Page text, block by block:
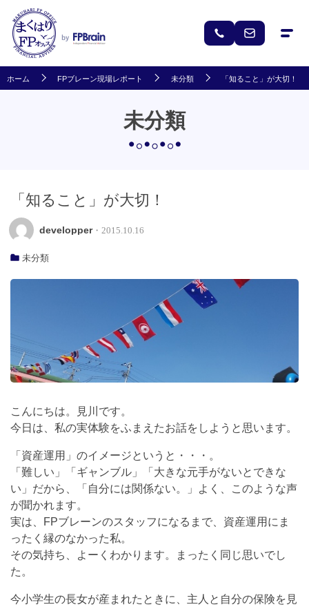
未分類
ホーム FPブレーン現場レポート 未分類 「知ること」が大切！
「知ること」が大切！
developper・2015.10.16
未分類
こんにちは。見川です。
今日は、私の実体験をふまえたお話をしようと思います。
「資産運用」のイメージというと・・・。
「難しい」「ギャンブル」「大きな元手がないとできな
い」だから、「自分には関係ない。」よく、このような声
が聞かれます。
実は、FPブレーンのスタッフになるまで、資産運用にま
ったく縁のなかった私。
その気持ち、よーくわかります。まったく同じ思いでし
た。
今小学生の長女が産まれたときに、主人と自分の保険を見